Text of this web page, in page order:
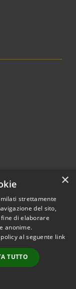
© 2026 • Comune di
• Powered by
•
Accesso
redazione
×
strettamente
del sito,
di elaborare
anonime.
al seguente link
TUTTO
per chiudere